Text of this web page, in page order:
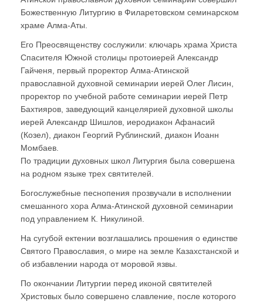
Божественную Литургию в Филаретовском семинарском
храме Алма-Аты.
Его Преосвященству сослужили: ключарь храма Христа
Спасителя Южной столицы протоиерей Александр
Гайченя, первый проректор Алма-Атинской
православной духовной семинарии иерей Олег Лисин,
проректор по учебной работе семинарии иерей Петр
Бахтияров, заведующий канцелярией духовной школы
иерей Александр Шишлов, иеродиакон Афанасий
(Козел), диакон Георгий Рублинский, диакон Иоанн
Момбаев.
По традиции духовных школ Литургия была совершена
на родном языке трех святителей.
Богослужебные песнопения прозвучали в исполнении
смешанного хора Алма-Атинской духовной семинарии
под управлением К. Никулиной.
На сугубой ектении возглашались прошения о единстве
Святого Православия, о мире на земле Казахстанской и
об избавлении народа от моровой язвы.
По окончании Литургии перед иконой святителей
Христовых было совершено славление, после которого